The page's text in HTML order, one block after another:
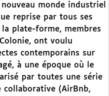
monde industriel
reprise par tous ses
plate-forme, membres
ont voulu
contemporains sur
à une époque où le
par toutes une série
collaborative (AirBnb,